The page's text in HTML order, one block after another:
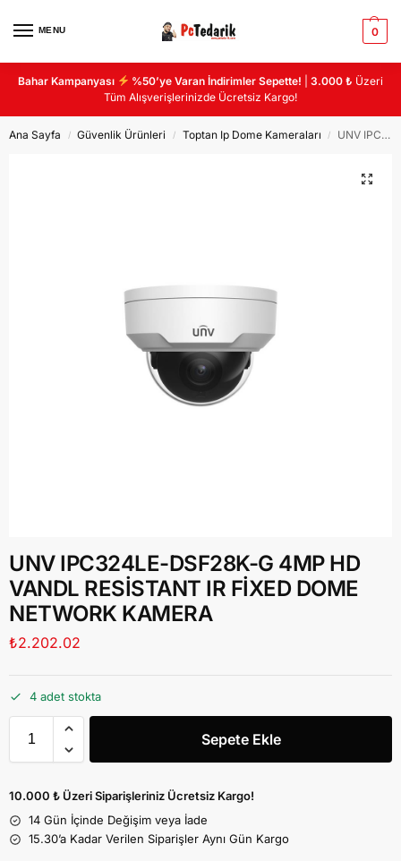
MENU 0
Bahar Kampanyası %50’ye Varan İndirimler Sepette! |3.000 ₺ Üzeri
Tüm Alışverişlerinizde Ücretsiz Kargo!
Ana Sayfa / Güvenlik Ürünleri / Toptan Ip Dome Kameraları / UNV IPC324LE-DSF28K-G 4MP HD VANDL RESİSTANT IR FİXED DOME NETWORK KAMERA
UNV IPC324LE-DSF28K-G 4MP HD
VANDL RESİSTANT IR FİXED DOME
NETWORK KAMERA
₺2.202.02
4 adet stokta
Sepete Ekle
10.000 ₺ Üzeri Siparişleriniz Ücretsiz Kargo!
14 Gün İçinde Değişim veya İade
15.30’a Kadar Verilen Siparişler Aynı Gün Kargo